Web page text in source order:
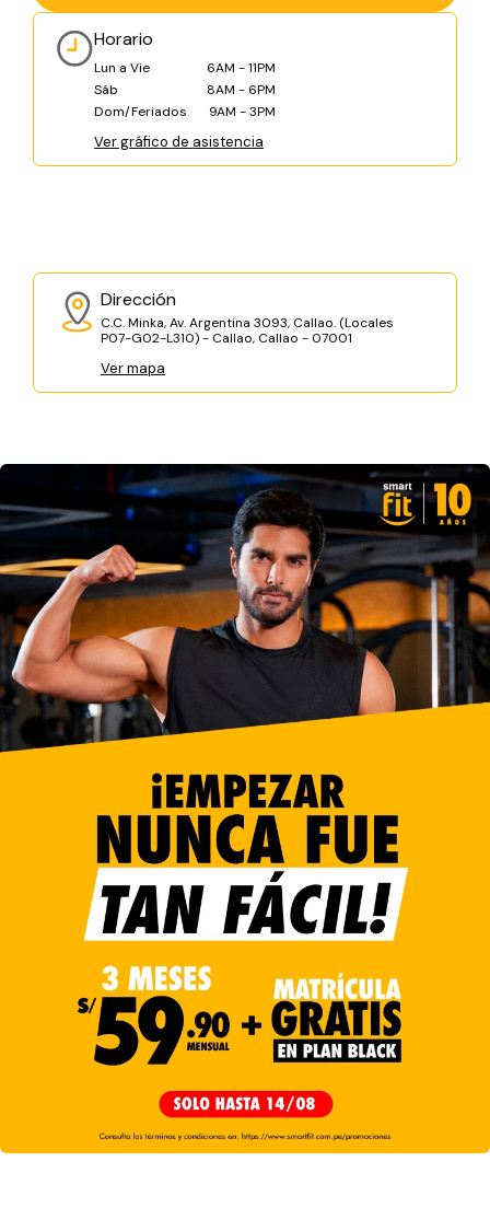
Horario
Lun a Vie
6AM - 11PM
Sáb
8AM - 6PM
Dom/Feriados
9AM - 3PM
Ver gráfico de asistencia
Dirección
C.C. Minka, Av. Argentina 3093, Callao. (Locales
P07-G02-L310) - Callao, Callao - 07001
Ver mapa